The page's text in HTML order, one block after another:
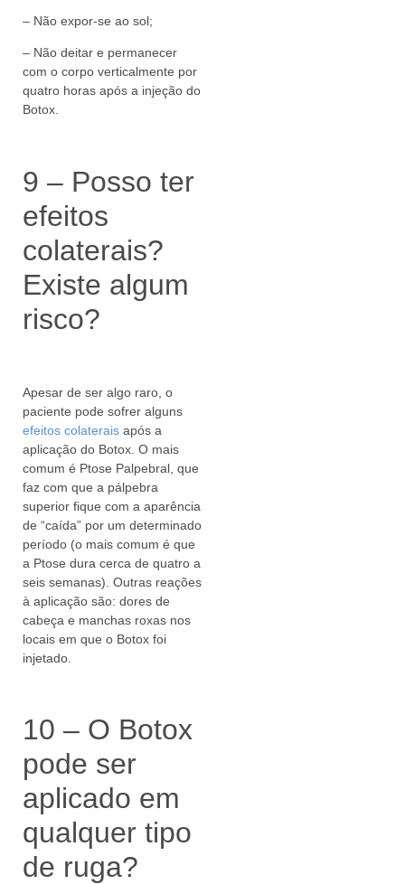
– Não expor-se ao sol;
– Não deitar e permanecer
com o corpo verticalmente por
quatro horas após a injeção do
Botox.
9 – Posso ter
efeitos
colaterais?
Existe algum
risco?
Apesar de ser algo raro, o
paciente pode sofrer alguns
efeitos colaterais após a
aplicação do Botox. O mais
comum é Ptose Palpebral, que
faz com que a pálpebra
superior fique com a aparência
de “caída” por um determinado
período (o mais comum é que
a Ptose dura cerca de quatro a
seis semanas). Outras reações
à aplicação são: dores de
cabeça e manchas roxas nos
locais em que o Botox foi
injetado.
10 – O Botox
pode ser
aplicado em
qualquer tipo
de ruga?